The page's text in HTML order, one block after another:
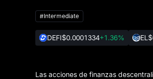
#Intermediate
DEFI$0.0001334+1.36% EL
Las acciones de finanzas